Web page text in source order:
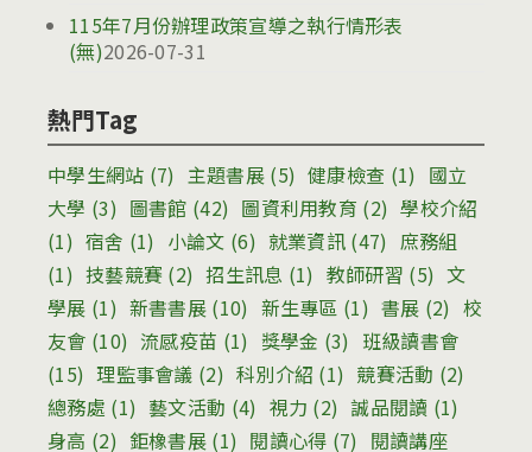
115年7月份辦理政策宣導之執行情形表
(無)2026-07-31
熱門Tag
中學生網站 (7) 主題書展(5) 健康檢查 (1) 國立
大學 (3) 圖書館 (42) 圖資利用教育 (2) 學校介紹
(1) 宿舍 (1) 小論文 (6) 就業資訊 (47) 庶務組
(1) 技藝競賽 (2) 招生訊息 (1) 教師研習 (5) 文
學展 (1) 新書書展 (10) 新生專區 (1) 書展 (2) 校
友會 (10) 流感疫苗 (1) 獎學金 (3) 班級讀書會
(15) 理監事會議 (2) 科別介紹 (1) 競賽活動 (2)
總務處 (1) 藝文活動 (4) 視力 (2) 誠品閱讀 (1)
身高 (2) 鉅橡書展 (1) 閱讀心得 (7) 閱讀講座